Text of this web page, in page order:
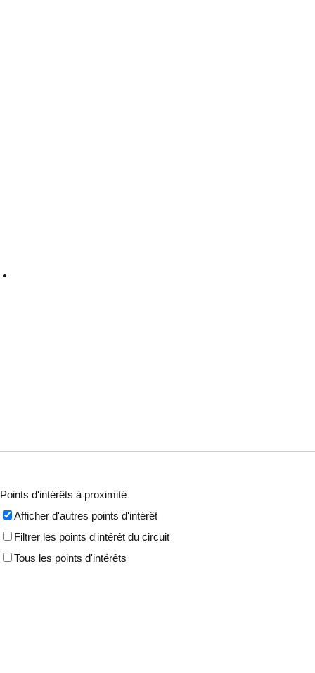
Points d'intérêts à proximité
Afficher d'autres points d'intérêt
Filtrer les points d'intérêt du circuit
Tous les points d'intérêts